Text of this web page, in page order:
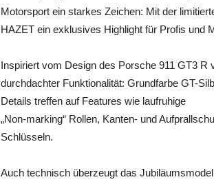
Motorsport ein starkes Zeichen: Mit der
HAZET ein exklusives Highlight für Profis und
Inspiriert vom Design des Porsche 911 GT3
durchdachter Funktionalität: Grundfarbe GT-
Details treffen auf Features wie laufruhige
„Non-marking“ Rollen, Kanten- und
Schlüsseln.
Auch technisch überzeugt das